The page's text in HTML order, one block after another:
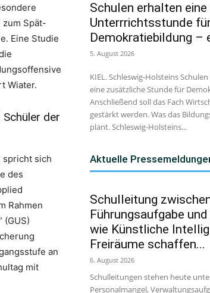
zum Spät-
Eine Studie
Wiater.
der
spricht sich
des
Rahmen
(GUS)
an
mit
Schulen erhalten
Unterrrichtsstunde
Demokratiebildung –
5. August 2026
KIEL. Schleswig-Holsteins
eine zusätzliche Stunde für
Anschließend soll das Fach
gestärkt werden. Was das
plant. Schleswig-Holsteins...
Aktuelle
Schulleitung
Führungsaufgabe
wie Künstliche
Freiräume schaffen...
6. August 2026
Schulleitungen stehen heute
Personalmangel,